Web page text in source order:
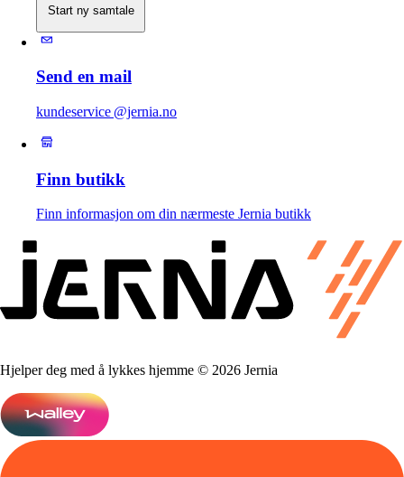
Start ny samtale
Send en mail
kundeservice @jernia.no
Finn butikk
Finn informasjon om din nærmeste Jernia butikk
Hjelper deg med å lykkes hjemme © 2026 Jernia